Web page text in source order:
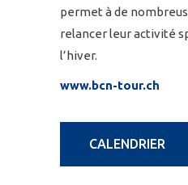
permet à de
relancer leur activité
l’hiver.
www.bcn-tour.ch
CALENDRIER